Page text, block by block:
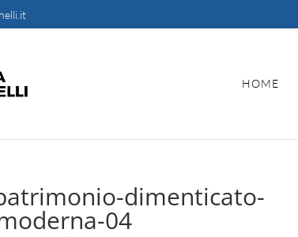
HOME
dimenticato-
04